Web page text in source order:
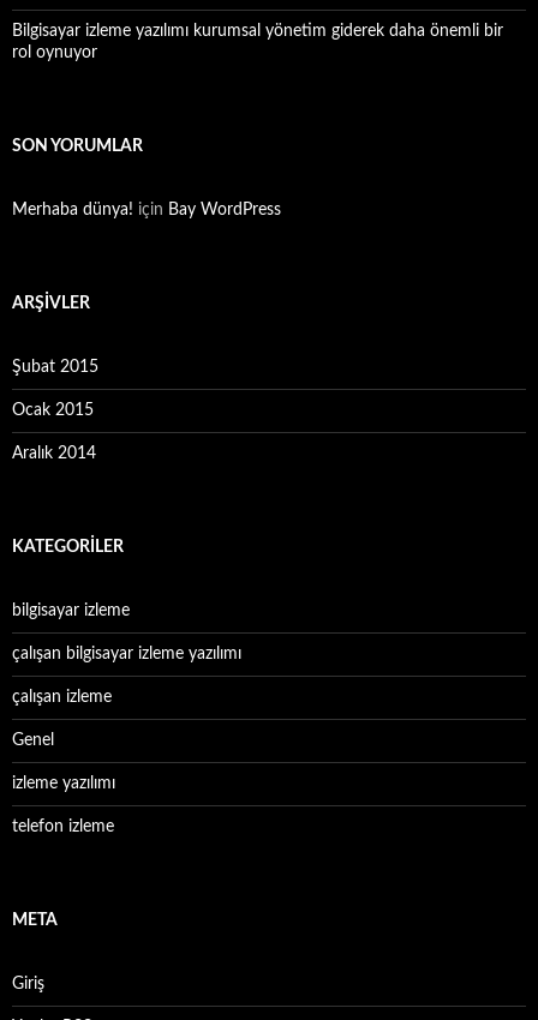
Bilgisayar izleme yazılımı kurumsal yönetim giderek daha önemli bir
rol oynuyor
SON YORUMLAR
Merhaba dünya! için Bay WordPress
ARŞIVLER
Şubat 2015
Ocak 2015
Aralık 2014
KATEGORILER
bilgisayar izleme
çalışan bilgisayar izleme yazılımı
çalışan izleme
Genel
izleme yazılımı
telefon izleme
META
Giriş